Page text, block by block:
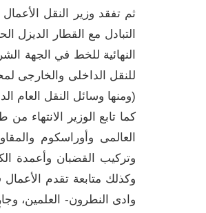
ثم تفقد وزير النقل
التبادل مع القطار الديزل
النهائية للخط في الجهة
للنقل الداخلى والخارجى
(ومنها وسائل النقل العام
كما تابع الوزير الانتهاء
العالمى وأوراسكوم
وتركيب القضبان وأعمدة
وكذلك متابعة تقدم
وادى النطرون- العلمين،